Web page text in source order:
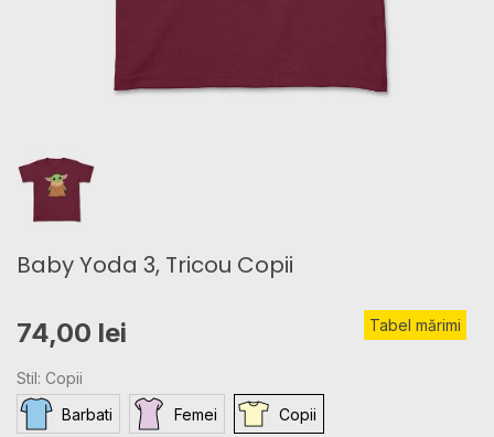
Baby Yoda 3, Tricou Copii
74,00 lei Tabel mărimi
Stil: Copii
Barbati
Femei Copii